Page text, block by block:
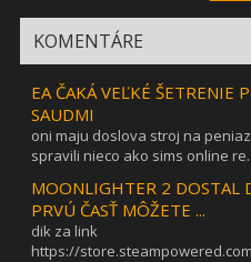
KOMENTÁRE
EA ČAKÁ VEĽKÉ ŠETRENIE
SAUDMI
oni maju doslova stroj na
spravili nieco ako sims online
MOONLIGHTER 2 DOSTAL
PRVÚ ČASŤ MÔŽETE ...
dik za link
https://